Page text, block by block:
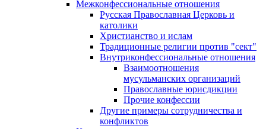
Межконфессиональные отношения
Русская Православная Церковь и
католики
Христианство и ислам
Традиционные религии против "сект"
Внутриконфессиональные отношения
Взаимоотношения
мусульманских организаций
Православные юрисдикции
Прочие конфессии
Другие примеры сотрудничества и
конфликтов